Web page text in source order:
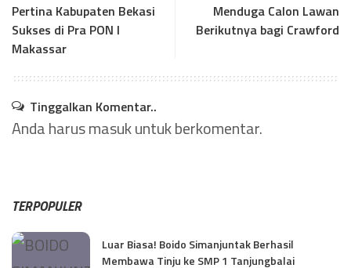
Pertina Kabupaten Bekasi
Sukses di Pra PON I
Makassar
Menduga Calon Lawan
Berikutnya bagi Crawford
Tinggalkan Komentar..
Anda harusmasukuntuk berkomentar.
TERPOPULER
Luar Biasa! Boido Simanjuntak Berhasil
Membawa Tinju ke SMP 1 Tanjungbalai